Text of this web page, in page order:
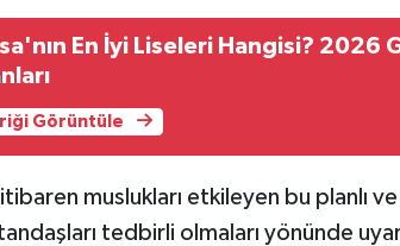
En İyi Liseleri Hangisi? 2026
Görüntüle
muslukları etkileyen bu planlı
tedbirli olmaları yönünde